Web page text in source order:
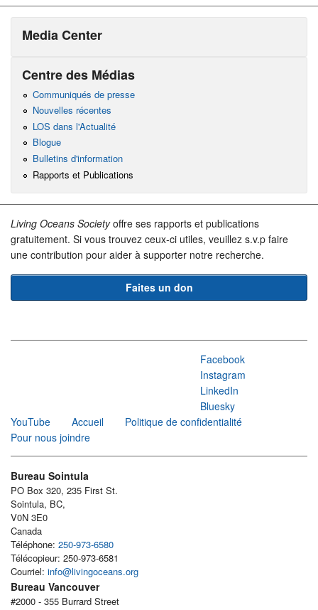
Media Center
Centre des Médias
Communiqués de presse
Nouvelles récentes
LOS dans l'Actualité
Blogue
Bulletins d'information
Rapports et Publications
Living Oceans Societyoffre ses rapports et publications
gratuitement. Si vous trouvez ceux-ci utiles, veuillez s.v.p faire
une contribution pour aider à supporter notre recherche.
Faites un don
Facebook
Instagram
LinkedIn
Bluesky
YouTube
Accueil
Politique de confidentialité
Pour nous joindre
Bureau Sointula
PO Box 320, 235 First St.
Sointula, BC,
V0N 3E0
Canada
Téléphone: 250-973-6580
Télécopieur: 250-973-6581
Courriel: info@livingoceans.org
Bureau Vancouver
#2000 - 355 Burrard Street